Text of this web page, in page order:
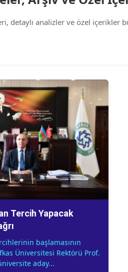
detaylı analizler ve özel içerikler
Tercih Yapacak
başlamasının
Üniversitesi Rektörü Prof.
aday...